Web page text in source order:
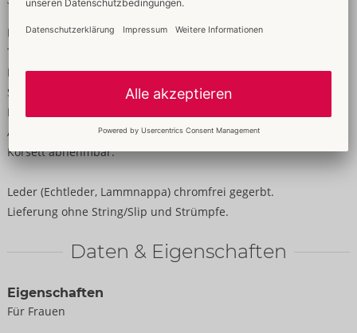
Für eine definierte Silhouette und formschöne Rundungen!
Trägerloses Vollbrust-Korsett von ZADO aus feinem weichem
Lammnappa. Eingearbeitete Formstäbe und die offene variable
Schnürung im Rücken bringen Busen und Taille in kurvige
Form. Vorne mit durchgehendem Reißverschluss für bequemes
An- und Auskleiden. Die verstellbaren Strumpfhalter sind vom
Korsett abnehmbar.
Leder (Echtleder, Lammnappa) chromfrei gegerbt.
Lieferung ohne String/Slip und Strümpfe.
Daten & Eigenschaften
Eigenschaften
Für Frauen